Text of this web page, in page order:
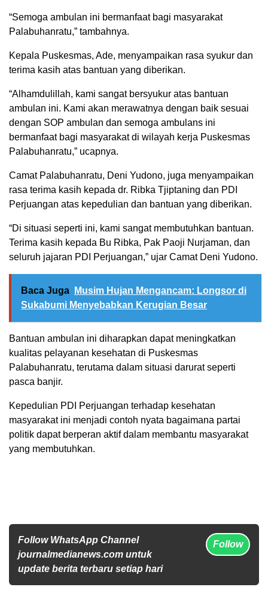
“Semoga ambulan ini bermanfaat bagi masyarakat
Palabuhanratu,” tambahnya.
Kepala Puskesmas, Ade, menyampaikan rasa syukur dan
terima kasih atas bantuan yang diberikan.
“Alhamdulillah, kami sangat bersyukur atas bantuan
ambulan ini. Kami akan merawatnya dengan baik sesuai
dengan SOP ambulan dan semoga ambulans ini
bermanfaat bagi masyarakat di wilayah kerja Puskesmas
Palabuhanratu,” ucapnya.
Camat Palabuhanratu, Deni Yudono, juga menyampaikan
rasa terima kasih kepada dr. Ribka Tjiptaning dan PDI
Perjuangan atas kepedulian dan bantuan yang diberikan.
“Di situasi seperti ini, kami sangat membutuhkan bantuan.
Terima kasih kepada Bu Ribka, Pak Paoji Nurjaman, dan
seluruh jajaran PDI Perjuangan,” ujar Camat Deni Yudono.
Baca Juga
Musim Hujan Mengancam: Longsor di
Sukabumi Menyebabkan Kerugian Besar
Bantuan ambulan ini diharapkan dapat meningkatkan
kualitas pelayanan kesehatan di Puskesmas
Palabuhanratu, terutama dalam situasi darurat seperti
pasca banjir.
Kepedulian PDI Perjuangan terhadap kesehatan
masyarakat ini menjadi contoh nyata bagaimana partai
politik dapat berperan aktif dalam membantu masyarakat
yang membutuhkan.
Follow WhatsApp Channel
journalmedianews.com untuk
update berita terbaru setiap hari
Follow